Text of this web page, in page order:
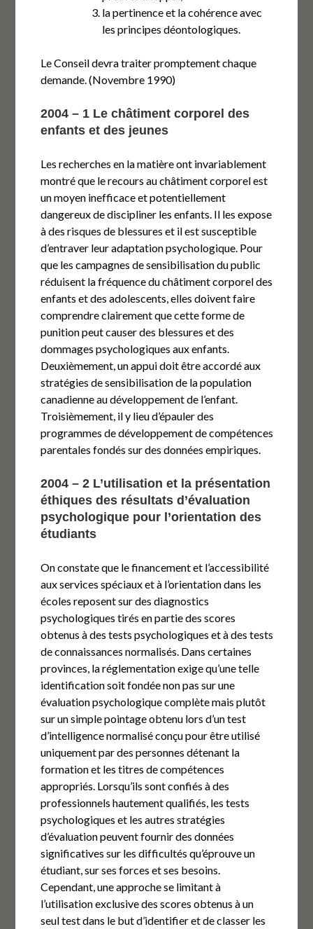
la pertinence et la cohérence avec
les principes déontologiques.
Le Conseil devra traiter promptement chaque
demande. (Novembre 1990)
2004 – 1 Le châtiment corporel des
enfants et des jeunes
Les recherches en la matière ont invariablement
montré que le recours au châtiment corporel est
un moyen inefficace et potentiellement
dangereux de discipliner les enfants. Il les expose
à des risques de blessures et il est susceptible
d’entraver leur adaptation psychologique. Pour
que les campagnes de sensibilisation du public
réduisent la fréquence du châtiment corporel des
enfants et des adolescents, elles doivent faire
comprendre clairement que cette forme de
punition peut causer des blessures et des
dommages psychologiques aux enfants.
Deuxièmement, un appui doit être accordé aux
stratégies de sensibilisation de la population
canadienne au développement de l’enfant.
Troisièmement, il y lieu d’épauler des
programmes de développement de compétences
parentales fondés sur des données empiriques.
2004 – 2 L’utilisation et la présentation
éthiques des résultats d’évaluation
psychologique pour l’orientation des
étudiants
On constate que le financement et l’accessibilité
aux services spéciaux et à l’orientation dans les
écoles reposent sur des diagnostics
psychologiques tirés en partie des scores
obtenus à des tests psychologiques et à des tests
de connaissances normalisés. Dans certaines
provinces, la réglementation exige qu’une telle
identification soit fondée non pas sur une
évaluation psychologique complète mais plutôt
sur un simple pointage obtenu lors d’un test
d’intelligence normalisé conçu pour être utilisé
uniquement par des personnes détenant la
formation et les titres de compétences
appropriés. Lorsqu’ils sont confiés à des
professionnels hautement qualifiés, les tests
psychologiques et les autres stratégies
d’évaluation peuvent fournir des données
significatives sur les difficultés qu’éprouve un
étudiant, sur ses forces et ses besoins.
Cependant, une approche se limitant à
l’utilisation exclusive des scores obtenus à un
seul test dans le but d’identifier et de classer les